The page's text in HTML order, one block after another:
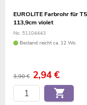
EUROLITE Farbrohr für
113,9cm violet
No. 51104443
Bestand reicht ca. 12 Wo.
3,90 € 2,94€